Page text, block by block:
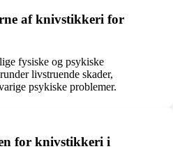
af knivstikkeri for
fysiske og psykiske
livstruende skader,
psykiske problemer.
for knivstikkeri i